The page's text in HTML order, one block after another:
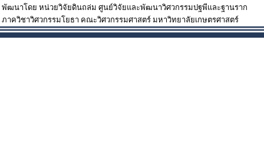
พัฒนาโดย หน่วยวิจัยดินถล่ม ศูนย์วิจัยและพัฒนาวิศวกรรมปฐพีและฐานราก
ภาควิชาวิศวกรรมโยธา คณะวิศวกรรมศาสตร์ มหาวิทยาลัยเกษตรศาสตร์